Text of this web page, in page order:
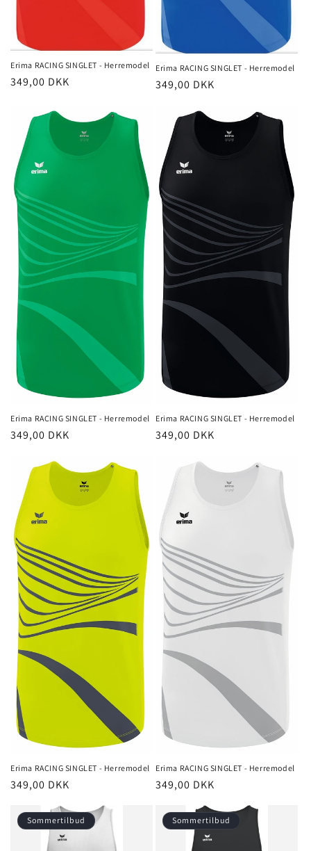
Erima RACING SINGLET - Herremodel
Normalpris
349,00 DKK
Erima RACING SINGLET - Herremodel
Normalpris
349,00 DKK
Erima RACING SINGLET - Herremodel
Normalpris
349,00 DKK
Erima RACING SINGLET - Herremodel
Normalpris
349,00 DKK
Erima RACING SINGLET - Herremodel
Normalpris
349,00 DKK
Erima RACING SINGLET - Herremodel
Normalpris
349,00 DKK
Sommertilbud Sommertilbud